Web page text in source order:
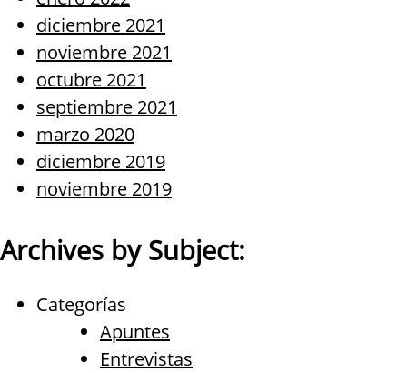
diciembre 2021
noviembre 2021
octubre 2021
septiembre 2021
marzo 2020
diciembre 2019
noviembre 2019
Archives by Subject:
Categorías
Apuntes
Entrevistas